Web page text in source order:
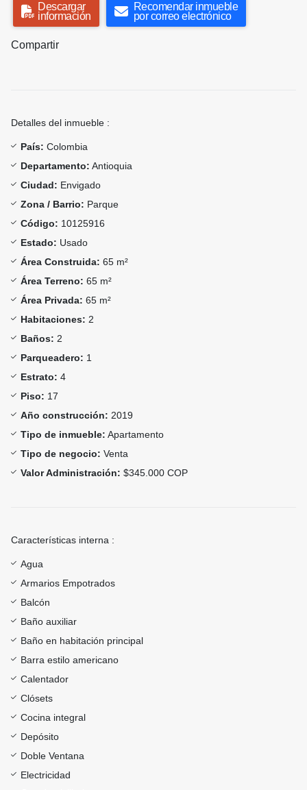
Descargar
información
Recomendar inmueble
por correo electrónico
Compartir
Detalles del inmueble :
País: Colombia
Departamento: Antioquia
Ciudad: Envigado
Zona / Barrio: Parque
Código: 10125916
Estado: Usado
Área Construida: 65 m²
Área Terreno: 65 m²
Área Privada: 65 m²
Habitaciones: 2
Baños: 2
Parqueadero: 1
Estrato: 4
Piso: 17
Año construcción: 2019
Tipo de inmueble: Apartamento
Tipo de negocio: Venta
Valor Administración: $345.000 COP
Características interna :
Agua
Armarios Empotrados
Balcón
Baño auxiliar
Baño en habitación principal
Barra estilo americano
Calentador
Clósets
Cocina integral
Depósito
Doble Ventana
Electricidad